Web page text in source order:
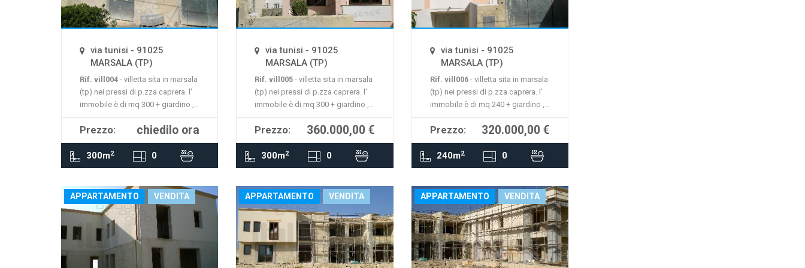
via tunisi - 91025
MARSALA (TP)
Rif. vill004 - villetta sita in marsala
(tp) nei pressi di p.zza caprera. l'
immobile è di mq 300 + giardino ,
da completare. richiesta
360.000,00 €
Prezzo: chiedilo ora
300m2 0
La mappa non è disponibile
via tunisi - 91025
MARSALA (TP)
Rif. vill005 - villetta sita in marsala
(tp) nei pressi di p.zza caprera. l'
immobile è di mq 300 + giardino ,
da completare. richiesta
360.000,00 €
Prezzo: 360.000,00 €
300m2 0
La mappa non è disponibile
via tunisi - 91025
MARSALA (TP)
Rif. vill006- villetta sita in marsala
(tp) nei pressi di p.zza caprera. l'
immobile è di mq 240 + giardino ,
da completare. richiesta
320.000,00 €
Prezzo: 320.000,00 €
240m2 0
La mappa non è disponibile
APPARTAMENTO VENDITA APPARTAMENTO VENDITA APPARTAMENTO VENDITA